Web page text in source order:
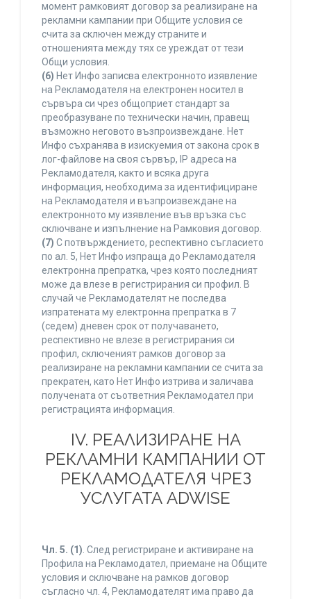
момент рамковият договор за реализиране на
рекламни кампании при Общите условия се
счита за сключен между страните и
отношенията между тях се уреждат от тези
Общи условия.
(6) Нет Инфо записва електронното изявление
на Рекламодателя на електронен носител в
сървъра си чрез общоприет стандарт за
преобразуване по технически начин, правещ
възможно неговото възпроизвеждане. Нет
Инфо съхранява в изискуемия от закона срок в
лог-файлове на своя сървър, IP адреса на
Рекламодателя, както и всяка друга
информация, необходима за идентифициране
на Рекламодателя и възпроизвеждане на
електронното му изявление във връзка със
сключване и изпълнение на Рамковия договор.
(7) С потвърждението, респективно съгласието
по ал. 5, Нет Инфо изпраща до Рекламодателя
електронна препратка, чрез която последният
може да влезе в регистрирания си профил. В
случай че Рекламодателят не последва
изпратената му електронна препратка в 7
(седем) дневен срок от получаването,
респективно не влезе в регистрирания си
профил, сключеният рамков договор за
реализиране на рекламни кампании се счита за
прекратен, като Нет Инфо изтрива и заличава
получената от съответния Рекламодател при
регистрацията информация.
IV. РЕАЛИЗИРАНЕ НА
РЕКЛАМНИ КАМПАНИИ ОТ
РЕКЛАМОДАТЕЛЯ ЧРЕЗ
УСЛУГАТА ADWISE
Чл. 5. (1). След регистриране и активиране на
Профила на Рекламодател, приемане на Общите
условия и сключване на рамков договор
съгласно чл. 4, Рекламодателят има право да